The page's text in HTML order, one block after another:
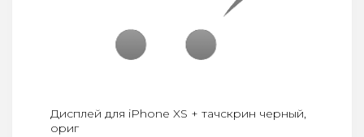
Дисплей для iPhone XS + тачскрин черный,
ориг